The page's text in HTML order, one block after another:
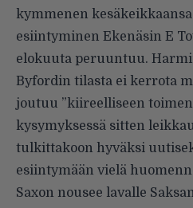
kymmenen
esiintyminen Ekenäsin E
elokuuta peruuntuu.
Byfordin tilasta ei kerrota
joutuu ”kiireelliseen
kysymyksessä sitten
tulkittakoon hyväksi
esiintymään vielä
Saxon nousee lavalle